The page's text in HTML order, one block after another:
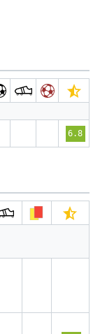
6.8